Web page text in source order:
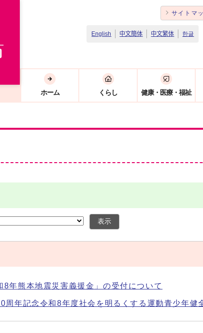
サイトマ
English 中文簡体 中文繁体 한글
ホーム くらし 健康・医療・福祉
表示
8年熊本地震災害義援金」の受付について
周年記念令和8年度社会を明るくする運動青少年健